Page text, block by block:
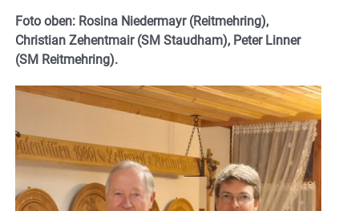
Foto oben: Rosina Niedermayr (Reitmehring),
Christian Zehentmair (SM Staudham), Peter Linner
(SM Reitmehring).